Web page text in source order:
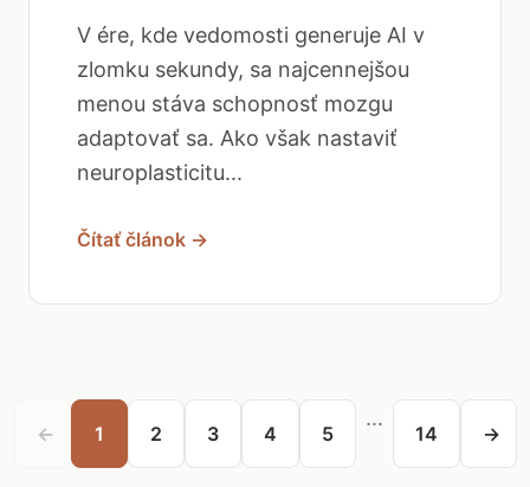
V ére, kde vedomosti generuje AI v
zlomku sekundy, sa najcennejšou
menou stáva schopnosť mozgu
adaptovať sa. Ako však nastaviť
neuroplasticitu...
Čítať článok →
← 1 2 3 4 5
...
14 →